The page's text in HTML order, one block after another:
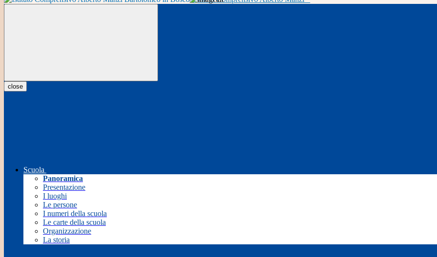
close
Scuola
Panoramica
Presentazione
I luoghi
Le persone
I numeri della scuola
Le carte della scuola
Organizzazione
La storia